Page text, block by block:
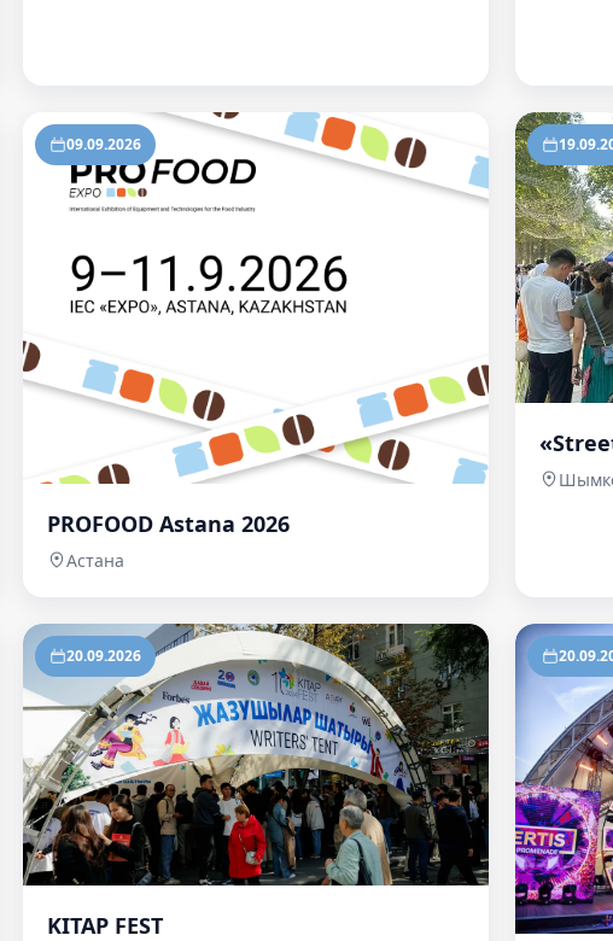
09.09.2026
PROFOOD Astana 2026
Астана
20.09.2026
KITAP FEST